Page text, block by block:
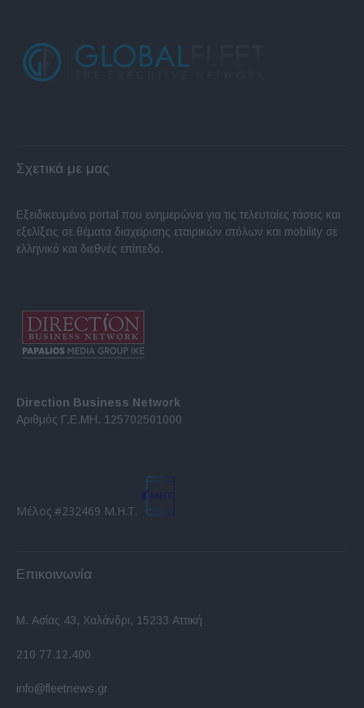
Σχετικά με μας
Εξειδικευμένο portal που ενημερώνει για τις τελευταίες τάσεις και
εξελίξεις σε θέματα διαχείρισης εταιρικών στόλων και mobility σε
ελληνικό και διεθνές επίπεδο.
Direction Business Network
Αριθμός Γ.Ε.ΜΗ. 125702501000
Μέλος #232469 Μ.Η.Τ.
Επικοινωνία
Μ. Ασίας 43, Χαλάνδρι, 15233 Αττική
210 77.12.400
info@fleetnews.gr